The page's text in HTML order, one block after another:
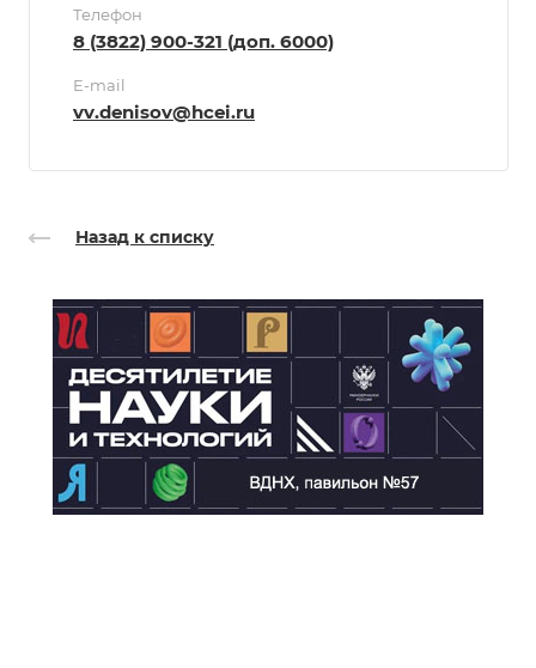
Телефон
8 (3822) 900-321 (доп. 6000)
E-mail
vv.denisov@hcei.ru
Назад к списку